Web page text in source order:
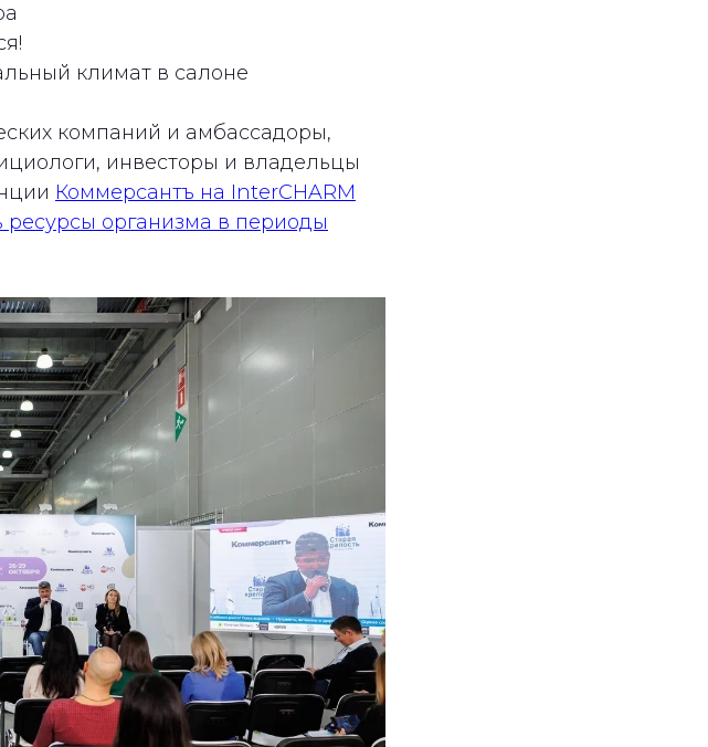
климат в салоне
компаний и амбассадоры,
инвесторы и владельцы
Коммерсантъ на InterCHARM
ресурсы организма в периоды